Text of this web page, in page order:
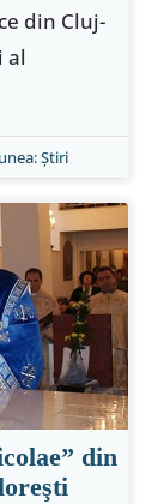
din Cluj-
al
Ştiri
din